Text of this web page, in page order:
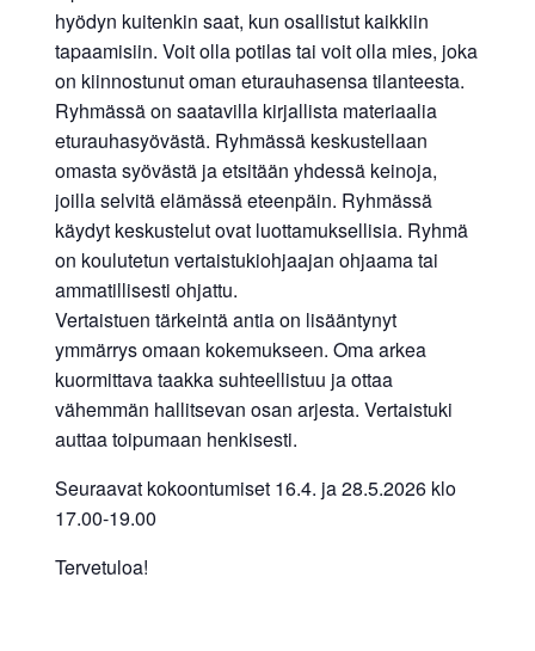
hyödyn kuitenkin saat, kun osallistut kaikkiin
tapaamisiin. Voit olla potilas tai voit olla mies, joka
on kiinnostunut oman eturauhasensa tilanteesta.
Ryhmässä on saatavilla kirjallista materiaalia
eturauhasyövästä. Ryhmässä keskustellaan
omasta syövästä ja etsitään yhdessä keinoja,
joilla selvitä elämässä eteenpäin. Ryhmässä
käydyt keskustelut ovat luottamuksellisia. Ryhmä
on koulutetun vertaistukiohjaajan ohjaama tai
ammatillisesti ohjattu.
Vertaistuen tärkeintä antia on lisääntynyt
ymmärrys omaan kokemukseen. Oma arkea
kuormittava taakka suhteellistuu ja ottaa
vähemmän hallitsevan osan arjesta. Vertaistuki
auttaa toipumaan henkisesti.
Seuraavat kokoontumiset 16.4. ja 28.5.2026 klo
17.00-19.00
Tervetuloa!